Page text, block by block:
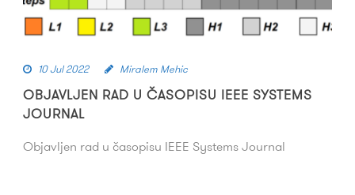
10 Jul 2022 Miralem Mehic
OBJAVLJEN RAD U ČASOPISU IEEE SYSTEMS
JOURNAL
Objavljen rad u časopisu IEEE Systems Journal